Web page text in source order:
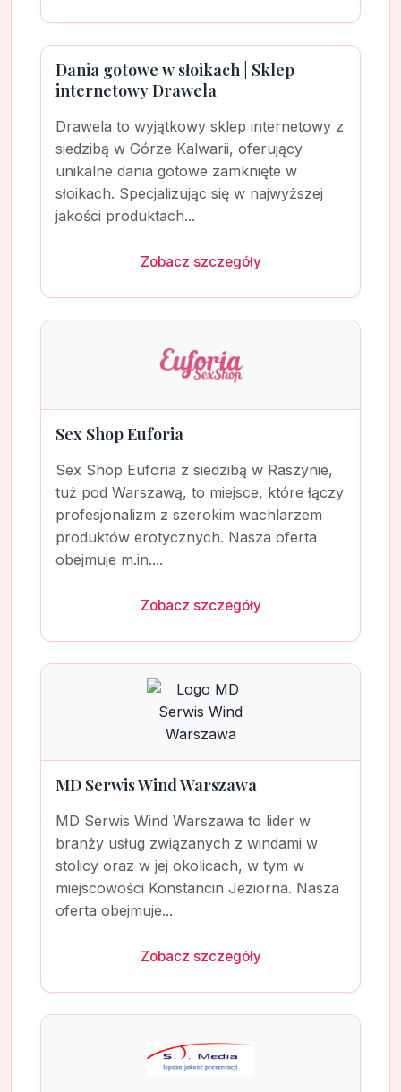
Dania gotowe w słoikach | Sklep
internetowy Drawela
Drawela to wyjątkowy sklep internetowy z
siedzibą w Górze Kalwarii, oferujący
unikalne dania gotowe zamknięte w
słoikach. Specjalizując się w najwyższej
jakości produktach...
Zobacz szczegóły
Sex Shop Euforia
Sex Shop Euforia z siedzibą w Raszynie,
tuż pod Warszawą, to miejsce, które łączy
profesjonalizm z szerokim wachlarzem
produktów erotycznych. Nasza oferta
obejmuje m.in....
Zobacz szczegóły
MD Serwis Wind Warszawa
MD Serwis Wind Warszawa to lider w
branży usług związanych z windami w
stolicy oraz w jej okolicach, w tym w
miejscowości Konstancin Jeziorna. Nasza
oferta obejmuje...
Zobacz szczegóły